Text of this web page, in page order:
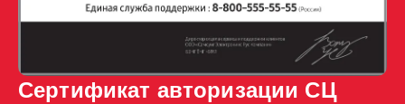
Сертификат авторизации СЦ